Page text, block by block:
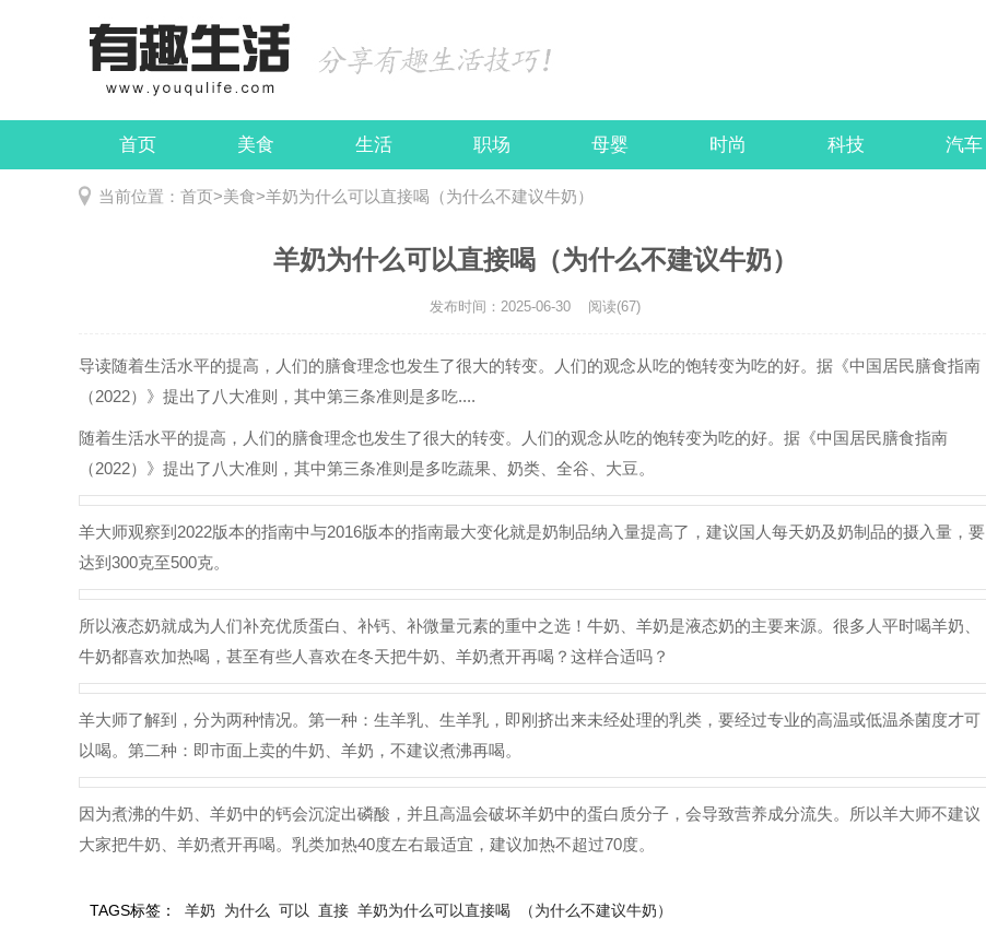
首页 美食 生活 职场 母婴 时尚 科技 汽车
娱乐 民俗
当前位置： 首页>美食>羊奶为什么可以直接喝（为什么不建议牛奶）
羊奶为什么可以直接喝（为什么不建议牛奶）
发布时间：2025-06-30 阅读(67)
导读随着生活水平的提高，人们的膳食理念也发生了很大的转变。人们的观念从吃的饱转变为吃的好。据《中国居民膳食指南
（2022）》提出了八大准则，其中第三条准则是多吃....
随着生活水平的提高，人们的膳食理念也发生了很大的转变。人们的观念从吃的饱转变为吃的好。据《中国居民膳食指南
（2022）》提出了八大准则，其中第三条准则是多吃蔬果、奶类、全谷、大豆。
羊大师观察到2022版本的指南中与2016版本的指南最大变化就是奶制品纳入量提高了，建议国人每天奶及奶制品的摄入量，要
达到300克至500克。
所以液态奶就成为人们补充优质蛋白、补钙、补微量元素的重中之选！牛奶、羊奶是液态奶的主要来源。很多人平时喝羊奶、
牛奶都喜欢加热喝，甚至有些人喜欢在冬天把牛奶、羊奶煮开再喝？这样合适吗？
羊大师了解到，分为两种情况。第一种：生羊乳、生羊乳，即刚挤出来未经处理的乳类，要经过专业的高温或低温杀菌度才可
以喝。第二种：即市面上卖的牛奶、羊奶，不建议煮沸再喝。
因为煮沸的牛奶、羊奶中的钙会沉淀出磷酸，并且高温会破坏羊奶中的蛋白质分子，会导致营养成分流失。所以羊大师不建议
大家把牛奶、羊奶煮开再喝。乳类加热40度左右最适宜，建议加热不超过70度。
TAGS标签： 羊奶 为什么 可以 直接 羊奶为什么可以直接喝 （为什么不建议牛奶）